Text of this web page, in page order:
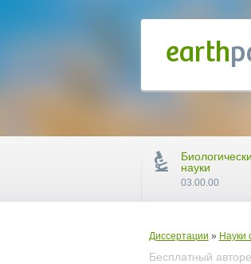
Диссертации » Науки
Бесплатный
науки
03.00.00